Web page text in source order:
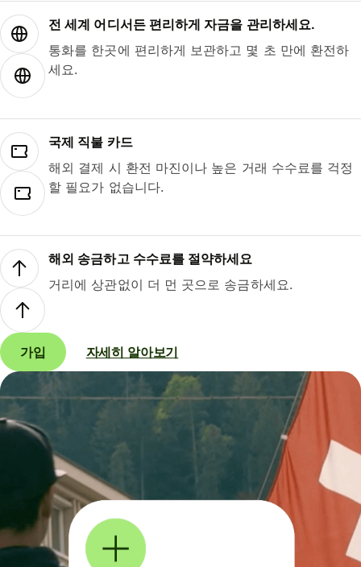
전 세계 어디서든 편리하게 자금을 관리하세요.
통화를 한곳에 편리하게 보관하고 몇 초 만에 환전하
세요.
국제 직불 카드
해외 결제 시 환전 마진이나 높은 거래 수수료를 걱정
할 필요가 없습니다.
해외 송금하고 수수료를 절약하세요
거리에 상관없이 더 먼 곳으로 송금하세요.
가입 자세히 알아보기